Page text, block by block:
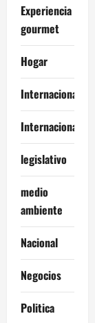
Experiencia
gourmet
Hogar
Internacional
Internacionales
legislativo
medio
ambiente
Nacional
Negocios
Politica